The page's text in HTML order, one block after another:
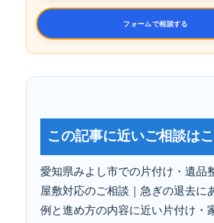
フォームで相談する
この記事に近いご相談は
愛知県みよし市での片付け・遺品
屋敷対応のご相談｜急ぎの退去に
例と進め方の内容に近い片付け・